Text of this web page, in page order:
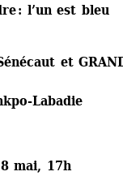
: l’un est bleu
et
Labadie
mai, 17h